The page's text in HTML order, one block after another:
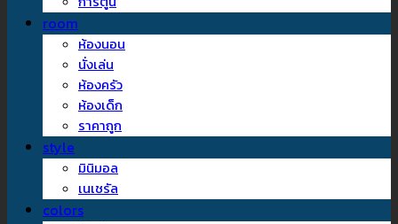
room
ห้องนอน
นั่งเล่น
ห้องครัว
ห้องเด็ก
ราคาถูก
style
มินิมอล
เนเชรัล
colors